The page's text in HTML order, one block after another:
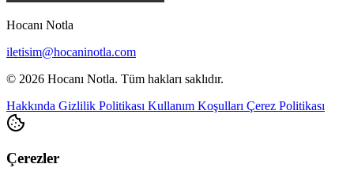
Hocanı Notla
iletisim@hocaninotla.com
© 2026 Hocanı Notla. Tüm hakları saklıdır.
Hakkında Gizlilik Politikası Kullanım Koşulları Çerez Politikası
Çerezler